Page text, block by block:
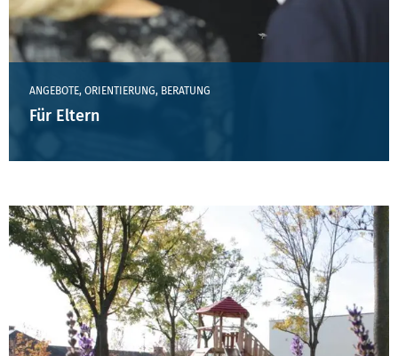
ANGEBOTE, ORIENTIERUNG, BERATUNG
Für Eltern